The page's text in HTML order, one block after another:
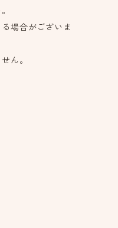
場合がございま
ん。